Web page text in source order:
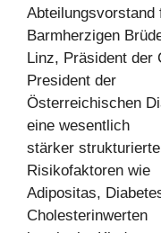
Abteilungsvorstand
Barmherzigen
Linz, Präsident der
President der
Österreichischen
eine wesentlich
stärker
Risikofaktoren wie
Adipositas,
Cholesterinwerten